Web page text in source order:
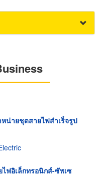
น่ายชุดสายไฟสำเร็จรูป
ฟอิเล็กทรอนิกส์-ซัพเซ